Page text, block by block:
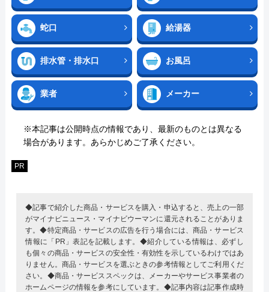
蛇口 給湯器
排水管・排水口 お風呂
業者 メーカー
※本記事は公開時点の情報であり、最新のものとは異なる
場合があります。あらかじめご了承ください。
PR
◆記事で紹介した商品・サービスを購入・申込すると、売上の一部
がマイナビニュース・マイナビウーマンに還元されることがありま
す。◆特定商品・サービスの広告を行う場合には、商品・サービス
情報に「PR」表記を記載します。◆紹介している情報は、必ずし
も個々の商品・サービスの安全性・有効性を示しているわけではあ
りません。商品・サービスを選ぶときの参考情報としてご利用くだ
さい。◆商品・サービススペックは、メーカーやサービス事業者の
ホームページの情報を参考にしています。◆記事内容は記事作成時